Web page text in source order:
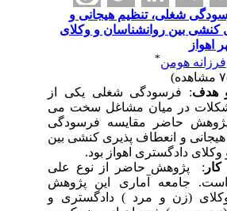
شغلی، تنظیم هیجانی و
بین روانشناسان و وکلای
هومن
هدف: فرسودگی شغلی یکی از
در میان مشاغل سخت می
حاضر مقایسه فرسودگی
و انعطاف پذیری کنشی بین
دادگستری اهواز بود.
: پژوهش حاضر از نوع علی
جامعه آماری این پژوهش
(زن و مرد ) دادگستری و